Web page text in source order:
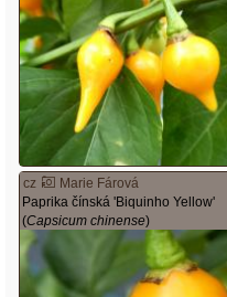
cz
Marie Fárová
Paprika čínská 'Biquinho Yellow'
(Capsicum chinense)